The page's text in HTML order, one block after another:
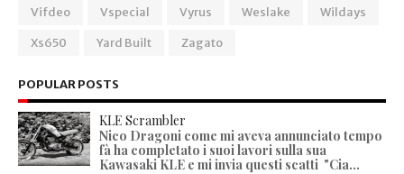
Vifdeo
Vspecial Vyrus Weslake
Wildays
Xs650
Yard Built Zagato
POPULAR POSTS
KLE Scrambler
Nico Dragoni come mi aveva annunciato tempo
fà ha completato i suoi lavori sulla sua
Kawasaki KLE e mi invia questi scatti "Cia...